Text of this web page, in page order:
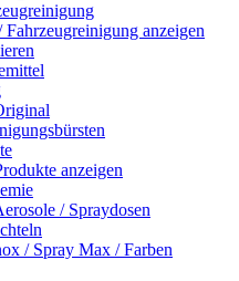
anzeigen
anzeigen
/ Spraydosen
/ Spray Max / Farben